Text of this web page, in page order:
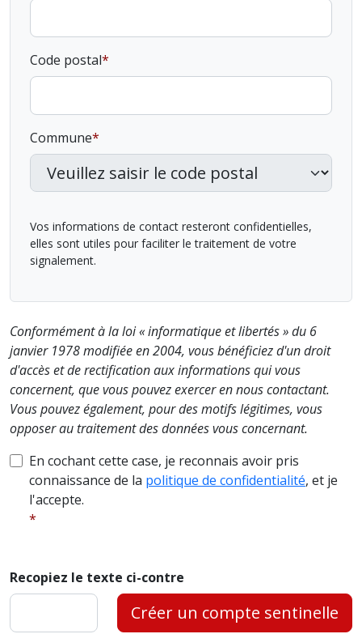
Code postal
Commune
Vos informations de contact resteront confidentielles,
elles sont utiles pour faciliter le traitement de votre
signalement.
Conformément à la loi « informatique et libertés » du 6
janvier 1978 modifiée en 2004, vous bénéficiez d'un droit
d'accès et de rectification aux informations qui vous
concernent, que vous pouvez exercer en nous contactant.
Vous pouvez également, pour des motifs légitimes, vous
opposer au traitement des données vous concernant.
En cochant cette case, je reconnais avoir pris
connaissance de la politique de confidentialité, et je
l'accepte.
Recopiez le texte ci-contre
Créer un compte sentinelle